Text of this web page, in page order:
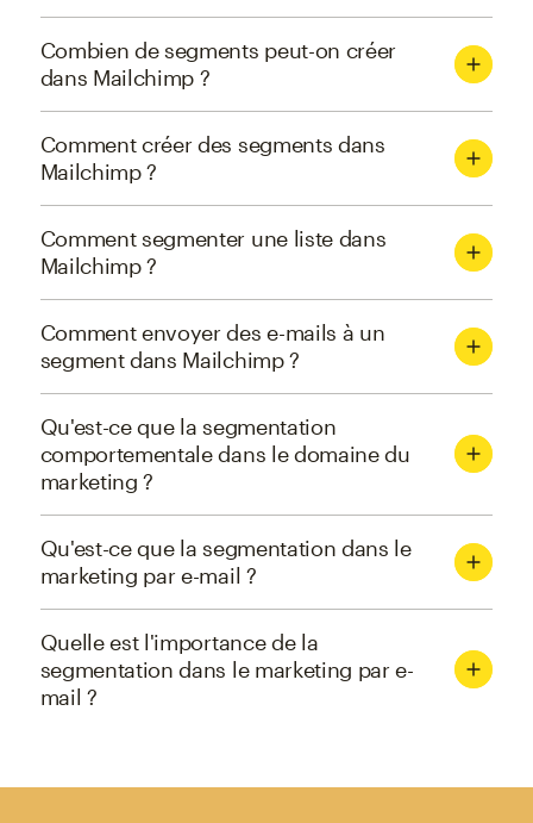
Combien de segments peut-on créer
dans Mailchimp ?
Comment créer des segments dans
Mailchimp ?
Comment segmenter une liste dans
Mailchimp ?
Comment envoyer des e-mails à un
segment dans Mailchimp ?
Qu'est-ce que la segmentation
comportementale dans le domaine du
marketing ?
Qu'est-ce que la segmentation dans le
marketing par e-mail ?
Quelle est l'importance de la
segmentation dans le marketing par e-
mail ?